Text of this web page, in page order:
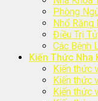
Phòng
Nhổ Răng
Điều Trị
Các Bệnh
Kiến Thức Nha
Kiến thức
Kiến thức
Kiến thức